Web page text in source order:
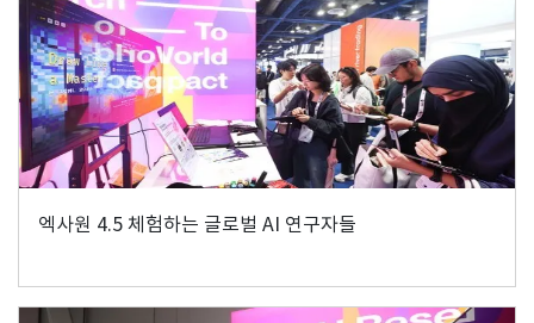
엑사원 4.5 체험하는 글로벌 AI 연구자들